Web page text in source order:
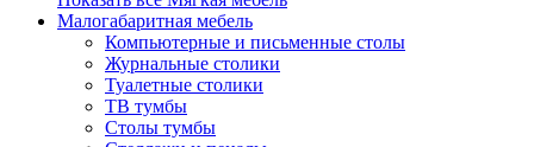
Малогабаритная мебель
Компьютерные и письменные столы
Журнальные столики
Туалетные столики
ТВ тумбы
Столы тумбы